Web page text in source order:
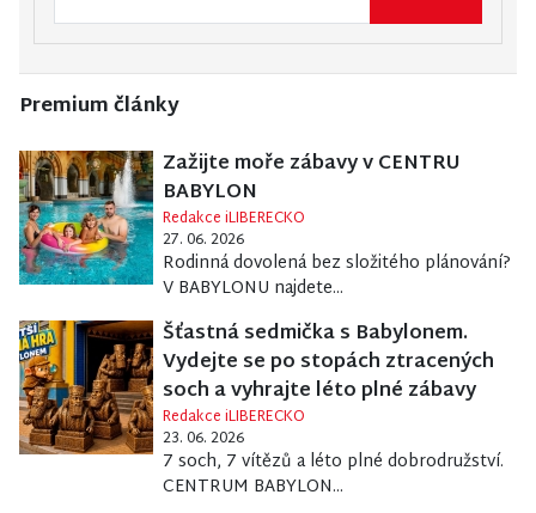
Premium články
Zažijte moře zábavy v CENTRU
BABYLON
Redakce iLIBERECKO
27. 06. 2026
Rodinná dovolená bez složitého plánování?
V BABYLONU najdete...
Šťastná sedmička s Babylonem.
Vydejte se po stopách ztracených
soch a vyhrajte léto plné zábavy
Redakce iLIBERECKO
23. 06. 2026
7 soch, 7 vítězů a léto plné dobrodružství.
CENTRUM BABYLON...